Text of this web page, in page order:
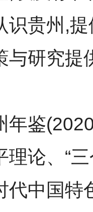
识贵州,
与研究提
年鉴
理论、“
代中国特